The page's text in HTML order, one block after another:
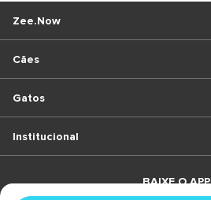
Cães
Gatos
Zee.Now
Institucional
BAIXE O APP